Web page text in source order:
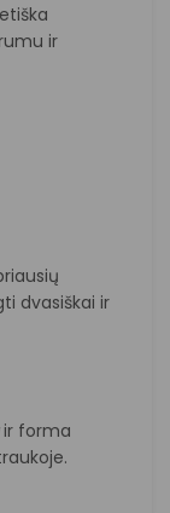
ir
dvasiškai ir
ir forma